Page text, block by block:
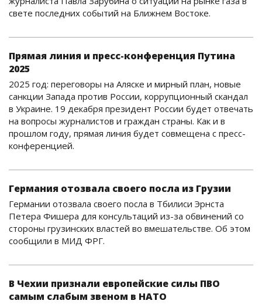
свете последних событий на Ближнем Востоке.
Прямая линия и пресс-конференция Путина
2025
2025 год: переговоры на Аляске и мирный план, новые
санкции Запада против России, коррупционный скандал
в Украине. 19 декабря президент России будет отвечать
на вопросы журналистов и граждан страны. Как и в
прошлом году, прямая линия будет совмещена с пресс-
конференцией.
Германия отозвала своего посла из Грузии
Германии отозвала своего посла в Тбилиси Эрнста
Петера Фишера для консультаций из-за обвинений со
стороны грузинских властей во вмешательстве. Об этом
сообщили в МИД ФРГ.
В Чехии признали европейские силы ПВО
самым слабым звеном в НАТО